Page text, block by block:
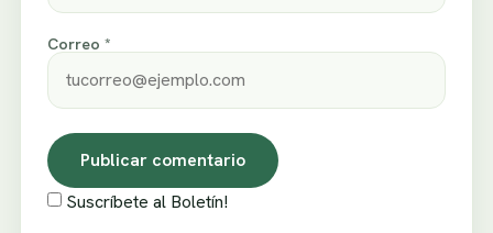
Correo *
Suscríbete al Boletín!